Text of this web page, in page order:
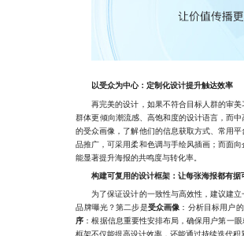
以受众为中心：定制化设计提升触达效率
再完美的设计，如果不符合目标人群的审美
群体更倾向潮流感、高饱和度的设计语言，而
的受众画像，了解他们的信息获取方式、常用
品推广，可采用柔和色调与手绘风插画；而面
能显著提升海报的共鸣度与转化率。
构建可复用的设计框架：让每张海报都有据
为了保证设计的一致性与高效性，建议建立
品牌曝光？第二步是受众画像 ：分析目标用户
序 ：根据信息重要性安排布局，确保用户第一
框架不仅能提高设计效率，还能通过持续迭代